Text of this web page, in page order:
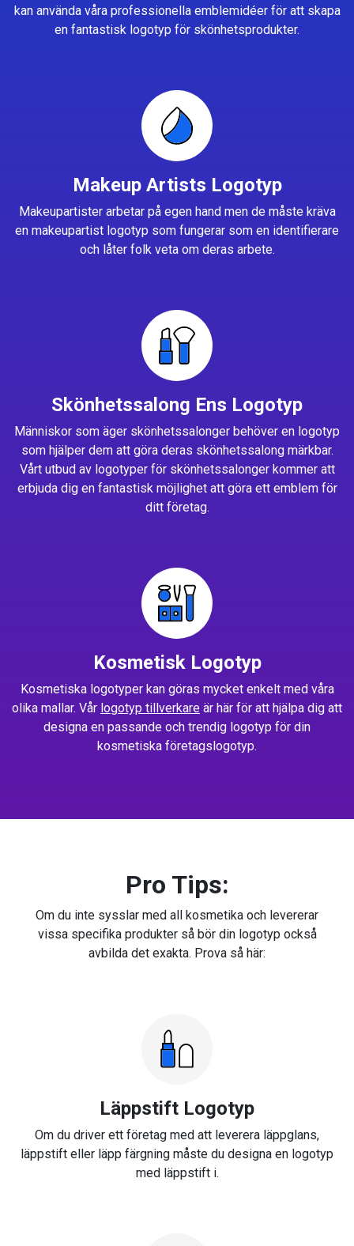
kan använda våra professionella emblemidéer för att skapa
en fantastisk logotyp för skönhetsprodukter.
Makeup Artists Logotyp
Makeupartister arbetar på egen hand men de måste kräva
en makeupartist logotyp som fungerar som en identifierare
och låter folk veta om deras arbete.
Skönhetssalong Ens Logotyp
Människor som äger skönhetssalonger behöver en logotyp
som hjälper dem att göra deras skönhetssalong märkbar.
Vårt utbud av logotyper för skönhetssalonger kommer att
erbjuda dig en fantastisk möjlighet att göra ett emblem för
ditt företag.
Kosmetisk Logotyp
Kosmetiska logotyper kan göras mycket enkelt med våra
olika mallar. Vår logotyp tillverkare är här för att hjälpa dig att
designa en passande och trendig logotyp för din
kosmetiska företagslogotyp.
Pro Tips:
Om du inte sysslar med all kosmetika och levererar
vissa specifika produkter så bör din logotyp också
avbilda det exakta. Prova så här:
Läppstift Logotyp
Om du driver ett företag med att leverera läppglans,
läppstift eller läpp färgning måste du designa en logotyp
med läppstift i.